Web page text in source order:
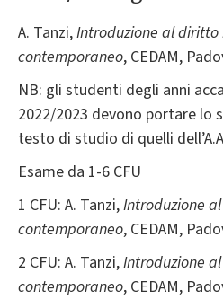
A. Tanzi,Introduzione al
contemporaneo, CEDAM,
NB: gli studenti degli anni
2022/2023 devono portare lo
testo di studio di quelli
Esame da 1-6 CFU
1 CFU: A. Tanzi,Introduzione
contemporaneo, CEDAM,
2 CFU: A. Tanzi,Introduzione
contemporaneo, CEDAM,